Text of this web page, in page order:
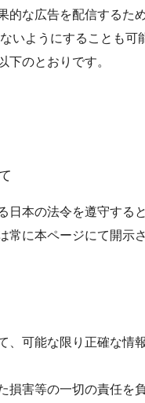
な広告を配信するた
いようにすることも可
のとおりです。
本の法令を遵守する
に本ページにて開示さ
、可能な限り正確な
害等の一切の責任を